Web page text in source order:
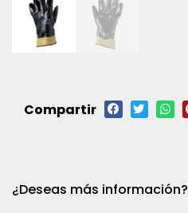
Compartir
¿Deseas más información?